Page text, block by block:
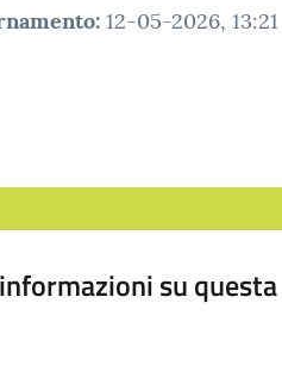
: 12-05-2026, 13:21
su questa